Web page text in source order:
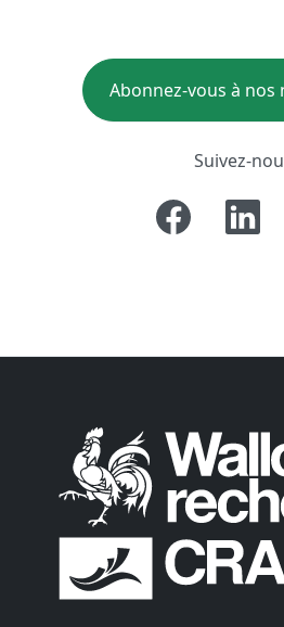
Abonnez-vous à nos
Suivez-